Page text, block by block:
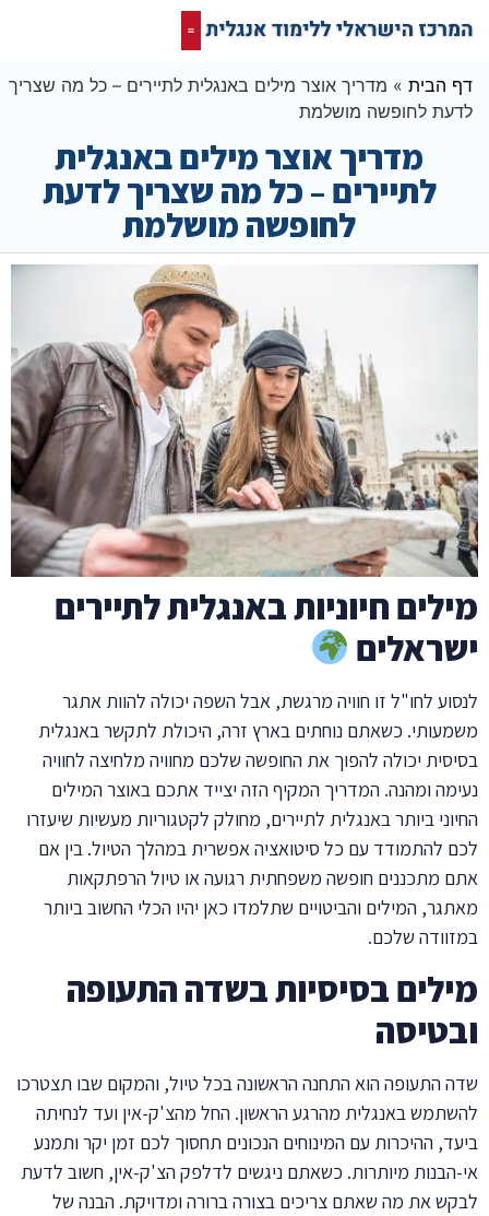
הבית»מדריך אוצר מילים באנגלית לתיירים – כל מה שצריך
לחופשה מושלמת
מדריך אוצר מילים באנגלית
לתיירים – כל מה שצריך לדעת
לחופשה מושלמת
חיוניות באנגלית לתיירים
לחו"ל זו חוויה מרגשת, אבל השפה יכולה להוות אתגר
כשאתם נוחתים בארץ זרה, היכולת לתקשר באנגלית
יכולה להפוך את החופשה שלכם מחוויה מלחיצה לחוויה
ומהנה. המדריך המקיף הזה יצייד אתכם באוצר המילים
ביותר באנגלית לתיירים, מחולק לקטגוריות מעשיות שיעזרו
להתמודד עם כל סיטואציה אפשרית במהלך הטיול. בין אם
מתכננים חופשה משפחתית רגועה או טיול הרפתקאות
המילים והביטויים שתלמדו כאן יהיו הכלי החשוב ביותר
שלכם.
בסיסיות בשדה התעופה
התעופה הוא התחנה הראשונה בכל טיול, והמקום שבו תצטרכו
באנגלית מהרגע הראשון. החל מהצ'ק-אין ועד לנחיתה
ההיכרות עם המינוחים הנכונים תחסוך לכם זמן יקר ותמנע
מיותרות. כשאתם ניגשים לדלפק הצ'ק-אין, חשוב לדעת
את מה שאתם צריכים בצורה ברורה ומדויקת. הבנה של